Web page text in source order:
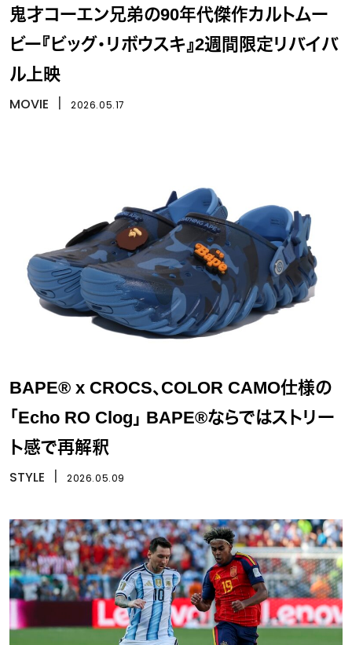
鬼才コーエン兄弟の90年代傑作カルトムー
ビー『ビッグ・リボウスキ』2週間限定リバイバ
ル上映
MOVIE 2026.05.17
BAPE® x CROCS、COLOR CAMO仕様の
「Echo RO Clog」 BAPE®ならではストリー
ト感で再解釈
STYLE 2026.05.09